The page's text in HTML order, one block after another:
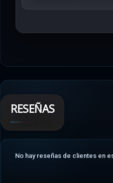
RESEÑAS
No hay reseñas de clientes en